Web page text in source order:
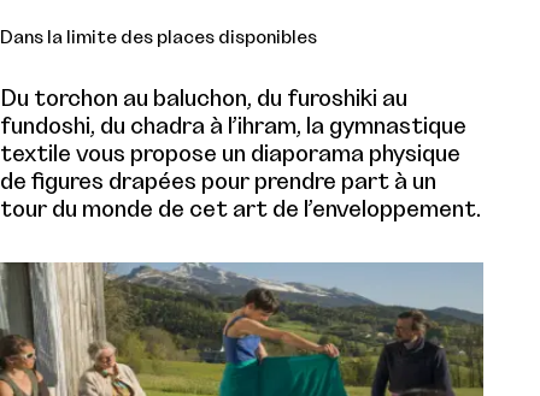
Dans la limite des places disponibles
Du torchon au baluchon, du furoshiki au
fundoshi, du chadra à l’ihram, la gymnastique
textile vous propose un diaporama physique
de figures drapées pour prendre part à un
tour du monde de cet art de l’enveloppement.